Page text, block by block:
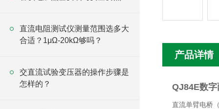
直流电阻测试仪测量范围选多大
合适？1μΩ-20kΩ够吗？
交直流试验变压器的操作步骤是
怎样的？
产品详情
QJ84E数
直流单臂电桥